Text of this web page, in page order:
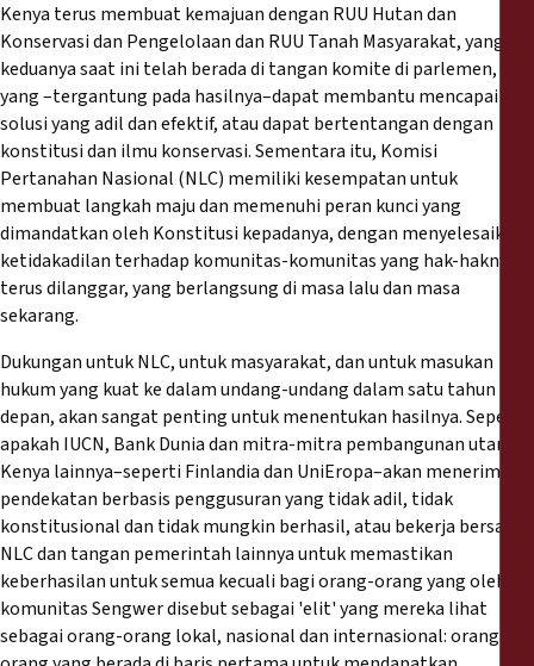
Kenya terus membuat kemajuan dengan RUU Hutan dan
Konservasi dan Pengelolaan dan RUU Tanah Masyarakat, yang
keduanya saat ini telah berada di tangan komite di parlemen, dan
yang –tergantung pada hasilnya–dapat membantu mencapai
solusi yang adil dan efektif, atau dapat bertentangan dengan
konstitusi dan ilmu konservasi. Sementara itu, Komisi
Pertanahan Nasional (NLC) memiliki kesempatan untuk
membuat langkah maju dan memenuhi peran kunci yang
dimandatkan oleh Konstitusi kepadanya, dengan menyelesaikan
ketidakadilan terhadap komunitas-komunitas yang hak-haknya
terus dilanggar, yang berlangsung di masa lalu dan masa
sekarang.
Dukungan untuk NLC, untuk masyarakat, dan untuk masukan
hukum yang kuat ke dalam undang-undang dalam satu tahun ke
depan, akan sangat penting untuk menentukan hasilnya. Seperti
apakah IUCN, Bank Dunia dan mitra-mitra pembangunan utama
Kenya lainnya–seperti Finlandia dan UniEropa–akan menerima
pendekatan berbasis penggusuran yang tidak adil, tidak
konstitusional dan tidak mungkin berhasil, atau bekerja bersama
NLC dan tangan pemerintah lainnya untuk memastikan
keberhasilan untuk semua kecuali bagi orang-orang yang oleh
komunitas Sengwer disebut sebagai 'elit' yang mereka lihat
sebagai orang-orang lokal, nasional dan internasional: orang-